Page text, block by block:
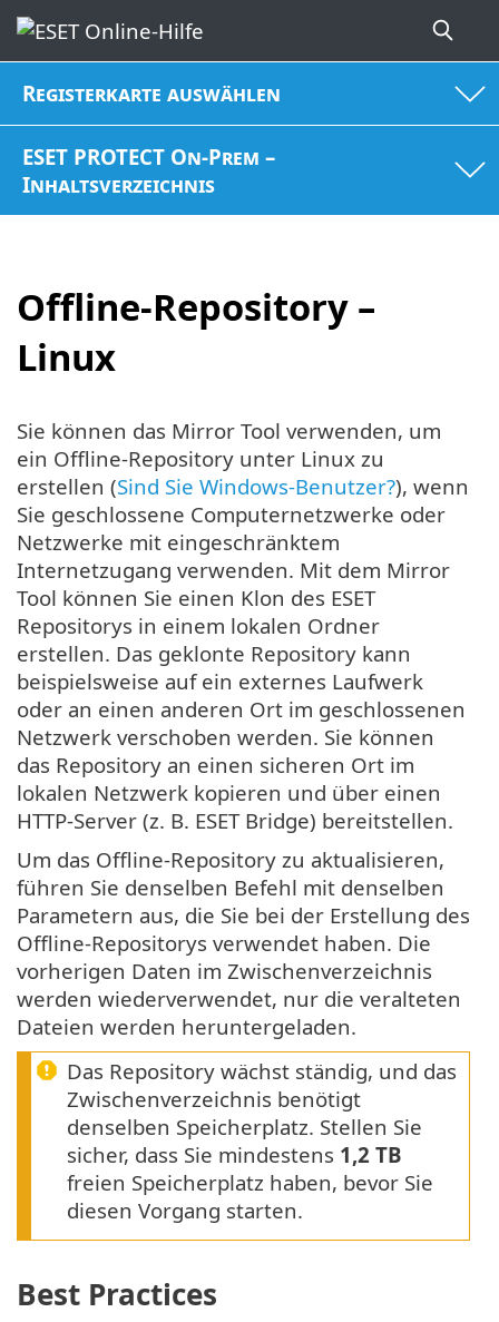
Registerkarte auswählen
ESET PROTECT On-Prem –
Inhaltsverzeichnis
Offline-Repository –
Linux
Sie können das Mirror Tool verwenden, um
ein Offline-Repository unter Linux zu
erstellen (Sind Sie Windows-Benutzer?), wenn
Sie geschlossene Computernetzwerke oder
Netzwerke mit eingeschränktem
Internetzugang verwenden. Mit dem Mirror
Tool können Sie einen Klon des ESET
Repositorys in einem lokalen Ordner
erstellen. Das geklonte Repository kann
beispielsweise auf ein externes Laufwerk
oder an einen anderen Ort im geschlossenen
Netzwerk verschoben werden. Sie können
das Repository an einen sicheren Ort im
lokalen Netzwerk kopieren und über einen
HTTP-Server (z. B. ESET Bridge) bereitstellen.
Um das Offline-Repository zu aktualisieren,
führen Sie denselben Befehl mit denselben
Parametern aus, die Sie bei der Erstellung des
Offline-Repositorys verwendet haben. Die
vorherigen Daten im Zwischenverzeichnis
werden wiederverwendet, nur die veralteten
Dateien werden heruntergeladen.
Das Repository wächst ständig, und das
Zwischenverzeichnis benötigt
denselben Speicherplatz. Stellen Sie
sicher, dass Sie mindestens 1,2 TB
freien Speicherplatz haben, bevor Sie
diesen Vorgang starten.
Best Practices